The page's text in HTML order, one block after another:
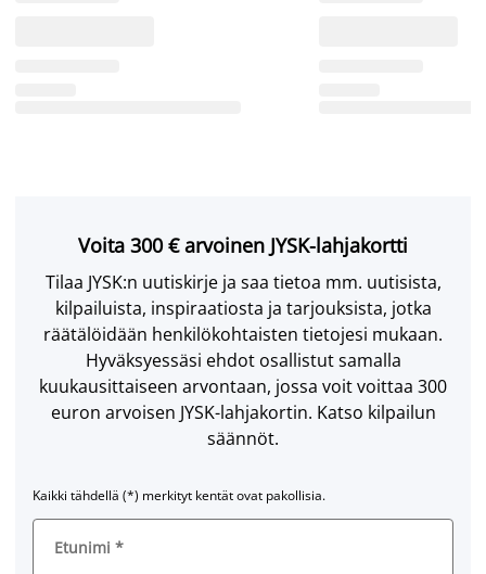
Voita 300 € arvoinen JYSK-lahjakortti
Tilaa JYSK:n uutiskirje ja saa tietoa mm. uutisista,
kilpailuista, inspiraatiosta ja tarjouksista, jotka
räätälöidään henkilökohtaisten tietojesi mukaan.
Hyväksyessäsi ehdot osallistut samalla
kuukausittaiseen arvontaan, jossa voit voittaa 300
euron arvoisen JYSK-lahjakortin. Katso kilpailun
säännöt.
Kaikki tähdellä (*) merkityt kentät ovat pakollisia.
Etunimi *